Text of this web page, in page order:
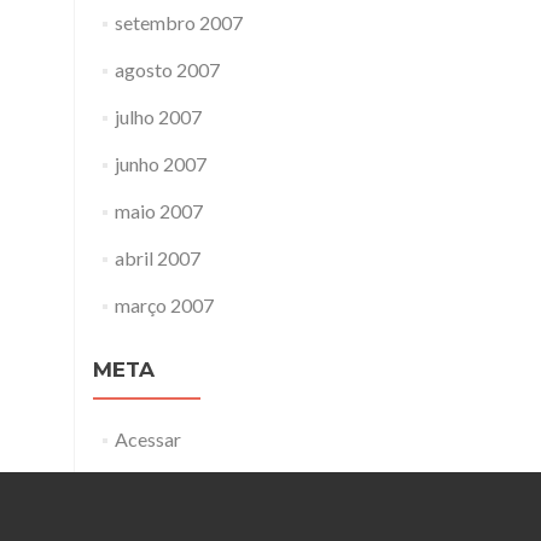
setembro 2007
agosto 2007
julho 2007
junho 2007
maio 2007
abril 2007
março 2007
META
Acessar